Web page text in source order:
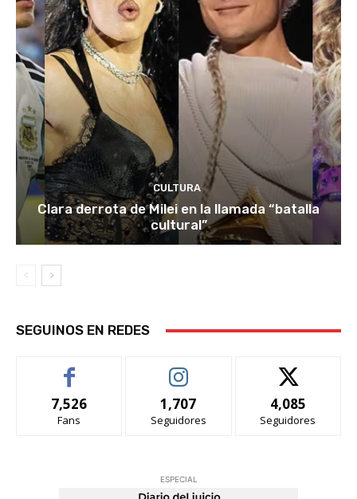
CULTURA
Clara derrota de Milei en la llamada “batalla
cultural”
SEGUINOS EN REDES
7,526
Fans
1,707
Seguidores
4,085
Seguidores
ESPECIAL